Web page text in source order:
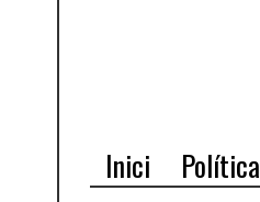
Inici Política